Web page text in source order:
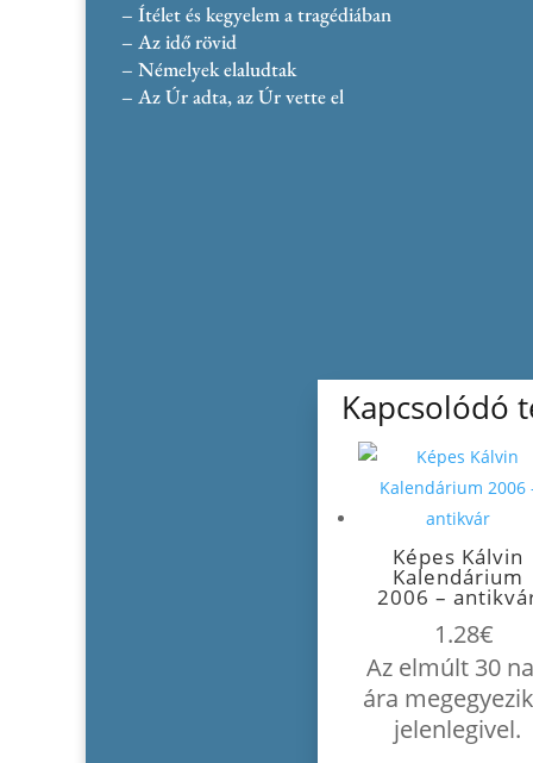
– Ítélet és kegyelem a tragédiában
– Az idő rövid
– Némelyek elaludtak
– Az Úr adta, az Úr vette el
Kapcsolódó
Képes Kálvin
Kalendárium
2006 –
1.28€
Az elmúlt 30
ára
jelenlegivel.